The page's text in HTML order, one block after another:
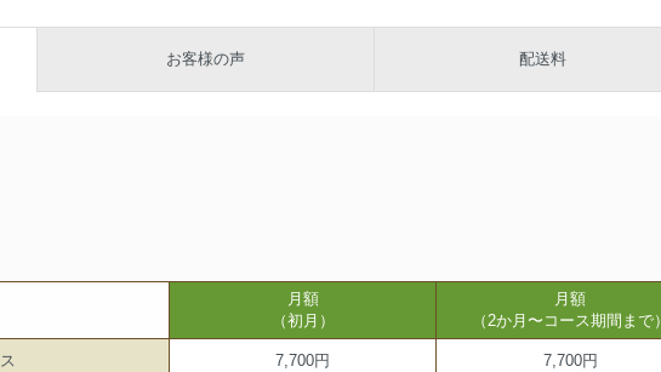
お客様の声 配送料
月額
（初月）
月額
（2か月〜コース期間まで）
7,700円 7,700円